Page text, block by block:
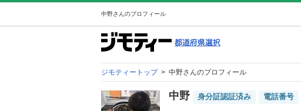
中野さんのプロフィール
ジモティートップ > 中野さんのプロフィール
中野 身分証認証済み 電話番号